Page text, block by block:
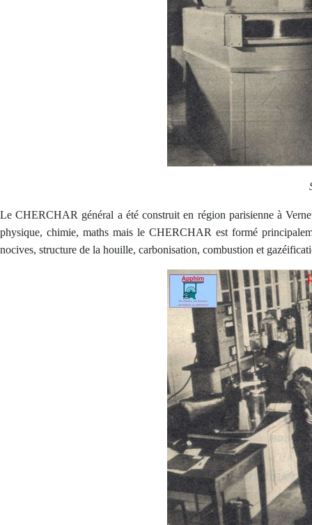
Le CHERCHAR général a été construit en région parisienne à
physique, chimie, maths mais le CHERCHAR est formé
nocives, structure de la houille, carbonisation, combustion et